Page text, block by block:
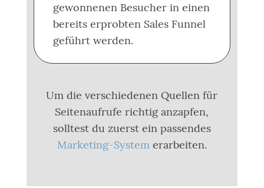
gewonnenen Besucher in einen
bereits erprobten Sales Funnel
geführt werden.
Um die verschiedenen Quellen für
Seitenaufrufe richtig anzapfen,
solltest du zuerst ein passendes
Marketing-Systemerarbeiten.